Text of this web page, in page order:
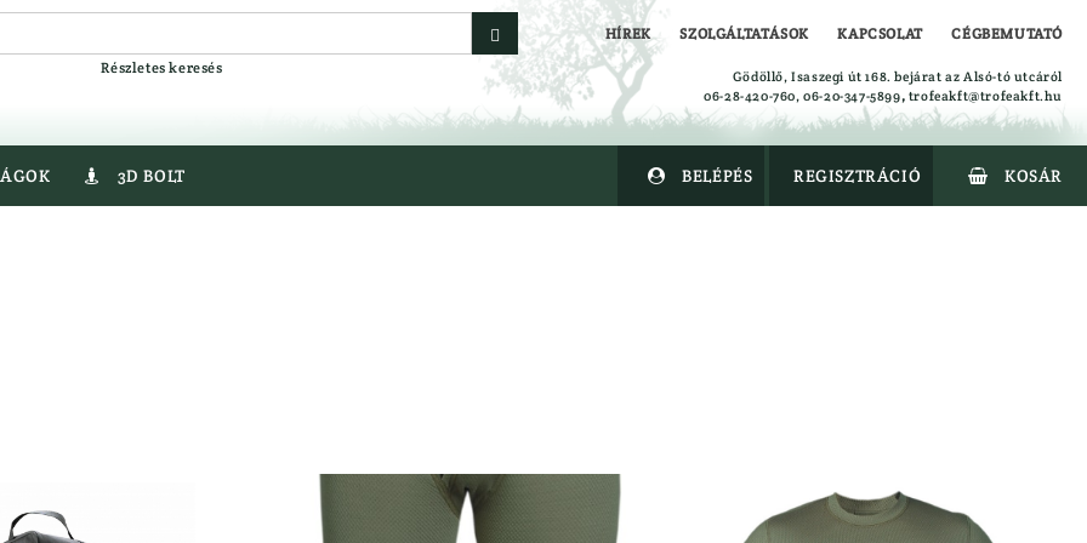
Részletes keresés
HÍREK SZOLGÁLTATÁSOK KAPCSOLAT CÉGBEMUTATÓ
Gödöllő, Isaszegi út 168. bejárat az Alsó-tó utcáról
06-28-420-760, 06-20-347-5899, trofeakft@trofeakft.hu
 3D BOLT  BELÉPÉS REGISZTRÁCIÓ  KOSÁR
Sörétes Lőszer
Polók